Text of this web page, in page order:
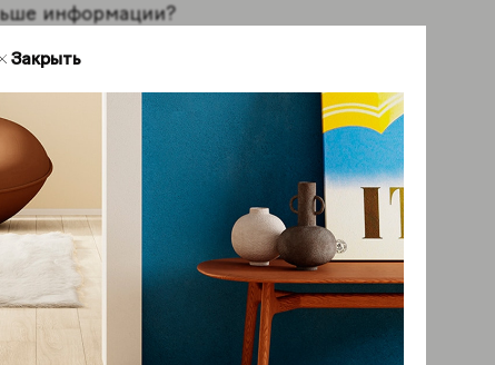
информации?
связи
дополнительной информации о
рады ответить на ваши вопросы.
связь
Закрыть